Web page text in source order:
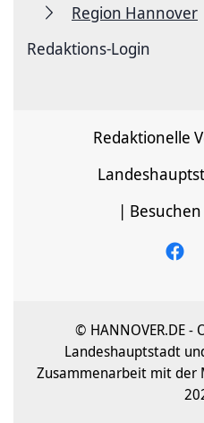
Region Hannover
Redaktions-Login
Redaktionelle
|
© HANNOVER.DE -
Landeshauptstadt
Zusammenarbeit mit der